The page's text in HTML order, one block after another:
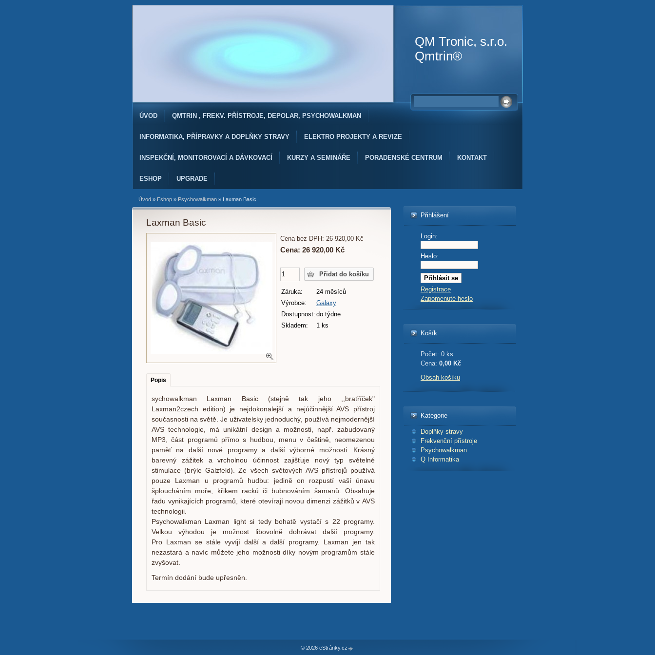
QM Tronic, s.r.o.
Qmtrin®
ÚVOD QMTRIN , FREKV. PŘÍSTROJE, DEPOLAR, PSYCHOWALKMAN
INFORMATIKA, PŘÍPRAVKY A DOPLŇKY STRAVY ELEKTRO PROJEKTY A REVIZE
INSPEKČNÍ, MONITOROVACÍ A DÁVKOVACÍ KURZY A SEMINÁŘE PORADENSKÉ CENTRUM KONTAKT
ESHOP UPGRADE
Úvod » Eshop » Psychowalkman » Laxman Basic
Laxman Basic
Cena bez DPH: 26 920,00 Kč
Cena: 26 920,00 Kč
Záruka:
24 měsíců
Výrobce:
Galaxy
Dostupnost: do týdne
Skladem:
1 ks
Popis
sychowalkman Laxman Basic (stejně tak jeho ,,bratříček"
Laxman2czech edition) je nejdokonalejší a nejúčinnější AVS přístroj
současnosti na světě. Je uživatelsky jednoduchý, používá nejmodernější
AVS technologie, má unikátní design a možnosti, např. zabudovaný
MP3, část programů přímo s hudbou, menu v češtině, neomezenou
paměť na další nové programy a další výborné možnosti. Krásný
barevný zážitek a vrcholnou účinnost zajišťuje nový typ světelné
stimulace (brýle Galzfeld). Ze všech světových AVS přístrojů používá
pouze Laxman u programů hudbu: jedině on rozpustí vaší únavu
šploucháním moře, křikem racků či bubnováním šamanů. Obsahuje
řadu vynikajících programů, které otevírají novou dimenzi zážitků v AVS
technologii.
Psychowalkman Laxman light si tedy bohatě vystačí s 22 programy.
Velkou výhodou je možnost libovolně dohrávat další programy.
Pro Laxman se stále vyvíjí další a další programy. Laxman jen tak
nezastará a navíc můžete jeho možnosti díky novým programům stále
zvyšovat.
Termín dodání bude upřesněn.
Přihlášení
Login:
Heslo:
Registrace
Zapomenuté heslo
Košík
Počet: 0 ks
Cena: 0,00 Kč
Obsah košíku
Kategorie
Doplňky stravy
Frekvenční přístroje
Psychowalkman
Q Informatika
© 2026 eStránky.cz